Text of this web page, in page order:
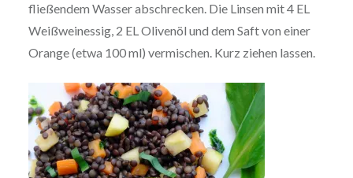
fließendem Wasser abschrecken. Die Linsen mit 4 EL
Weißweinessig, 2 EL Olivenöl und dem Saft von einer
Orange (etwa 100 ml) vermischen. Kurz ziehen lassen.